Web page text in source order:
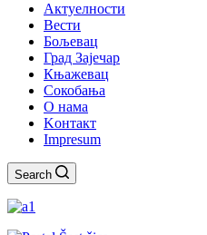
Актуелности
Вести
Бољевац
Град Зајечар
Књажевац
Сокобања
O нама
Kонтакт
Impresum
Search